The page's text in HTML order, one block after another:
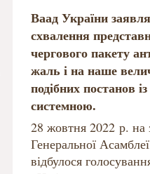
Ваад України
схвалення
чергового пакету
жаль і на наше
подібних постанов
системною.
28 жовтня 2022 р. на
Генеральної
відбулося